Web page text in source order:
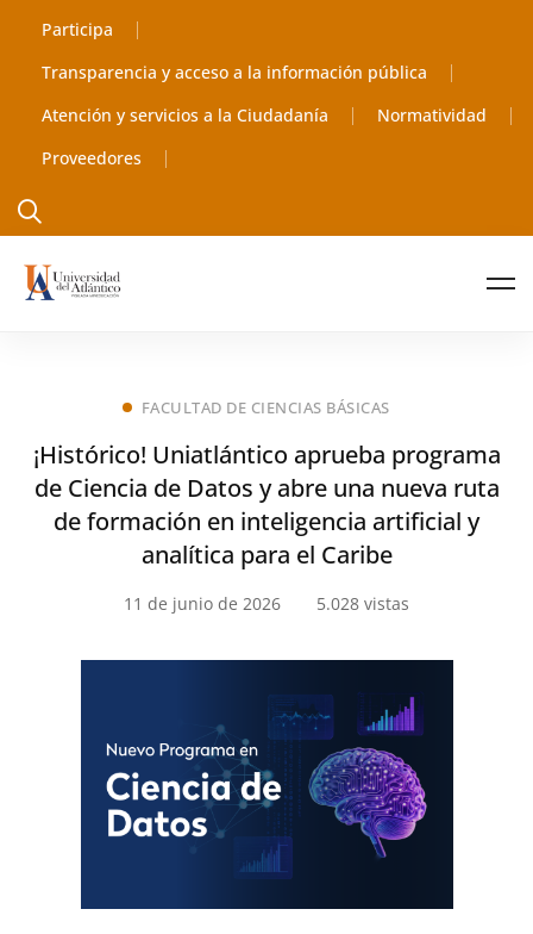
Participa
Transparencia y acceso a la información pública
Atención y servicios a la Ciudadanía
Normatividad
Proveedores
FACULTAD DE CIENCIAS BÁSICAS
¡Histórico! Uniatlántico aprueba programa
de Ciencia de Datos y abre una nueva ruta
de formación en inteligencia artificial y
analítica para el Caribe
11 de junio de 2026 5.028 vistas